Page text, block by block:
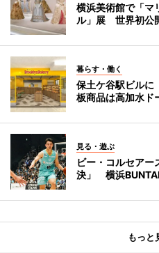
横浜美術館で「マ
ル」展 世界初公
暮らす・働く
保土ケ谷駅ビル
板商品は高加水ド
見る・遊ぶ
ビー・コルセアー
決」 横浜
もっと